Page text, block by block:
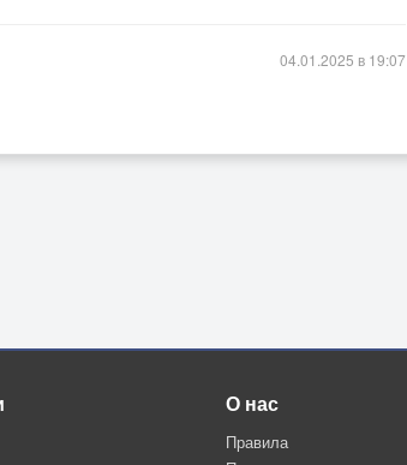
04.01.2025 в 19:07
О нас
Правила